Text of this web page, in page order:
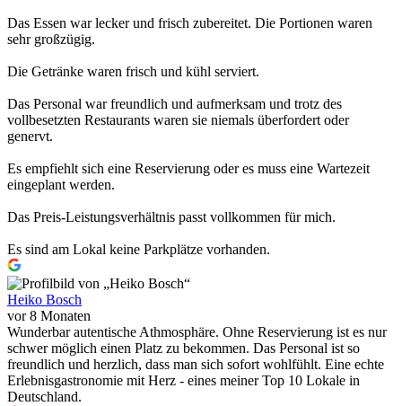
Das Essen war lecker und frisch zubereitet. Die Portionen waren
sehr großzügig.
Die Getränke waren frisch und kühl serviert.
Das Personal war freundlich und aufmerksam und trotz des
vollbesetzten Restaurants waren sie niemals überfordert oder
genervt.
Es empfiehlt sich eine Reservierung oder es muss eine Wartezeit
eingeplant werden.
Das Preis-Leistungsverhältnis passt vollkommen für mich.
Es sind am Lokal keine Parkplätze vorhanden.
Heiko Bosch
vor 8 Monaten
Wunderbar autentische Athmosphäre. Ohne Reservierung ist es nur
schwer möglich einen Platz zu bekommen. Das Personal ist so
freundlich und herzlich, dass man sich sofort wohlfühlt. Eine echte
Erlebnisgastronomie mit Herz - eines meiner Top 10 Lokale in
Deutschland.